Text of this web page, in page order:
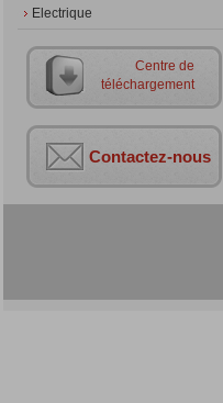
Electrique
Centre de
téléchargement
Contactez-nous